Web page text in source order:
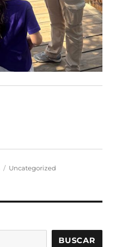
Categorías
Uncategorized
BUSCAR